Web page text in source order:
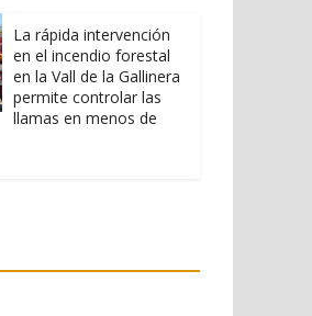
La rápida intervención
en el incendio forestal
en la Vall de la Gallinera
permite controlar las
llamas en menos de